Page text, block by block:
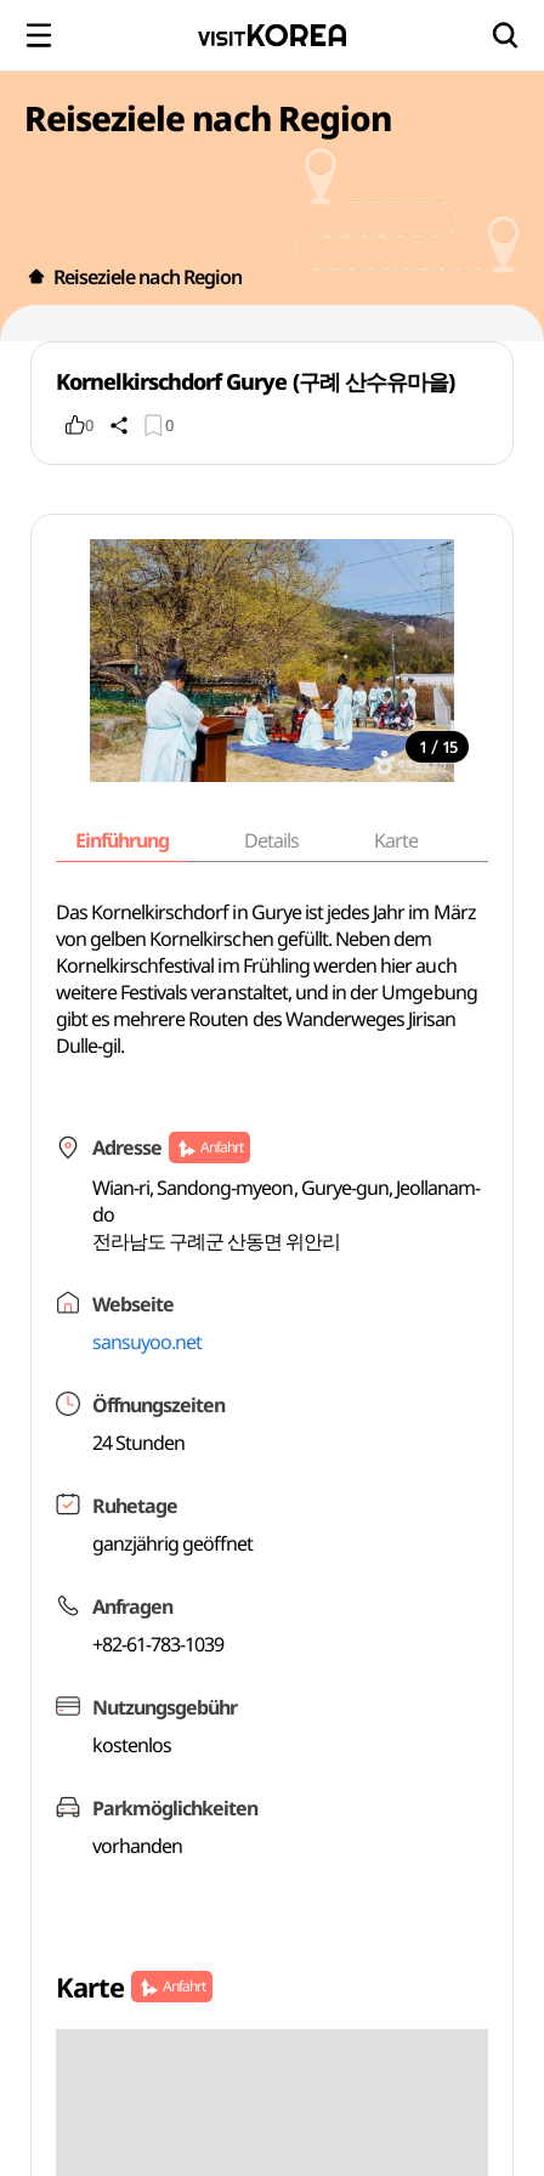
Reiseziele nach Region
Reiseziele nach Region
Kornelkirschdorf Gurye (구례 산수유마을)
0 0
1 / 15
Einführung Details Karte
Das Kornelkirschdorf in Gurye ist jedes Jahr im März
von gelben Kornelkirschen gefüllt. Neben dem
Kornelkirschfestival im Frühling werden hier auch
weitere Festivals veranstaltet, und in der Umgebung
gibt es mehrere Routen des Wanderweges Jirisan
Dulle-gil.
Adresse Anfahrt
Wian-ri, Sandong-myeon, Gurye-gun, Jeollanam-
do
전라남도 구례군 산동면 위안리
Webseite
sansuyoo.net
Öffnungszeiten
24 Stunden
Ruhetage
ganzjährig geöffnet
Anfragen
+82-61-783-1039
Nutzungsgebühr
kostenlos
Parkmöglichkeiten
vorhanden
Karte Anfahrt